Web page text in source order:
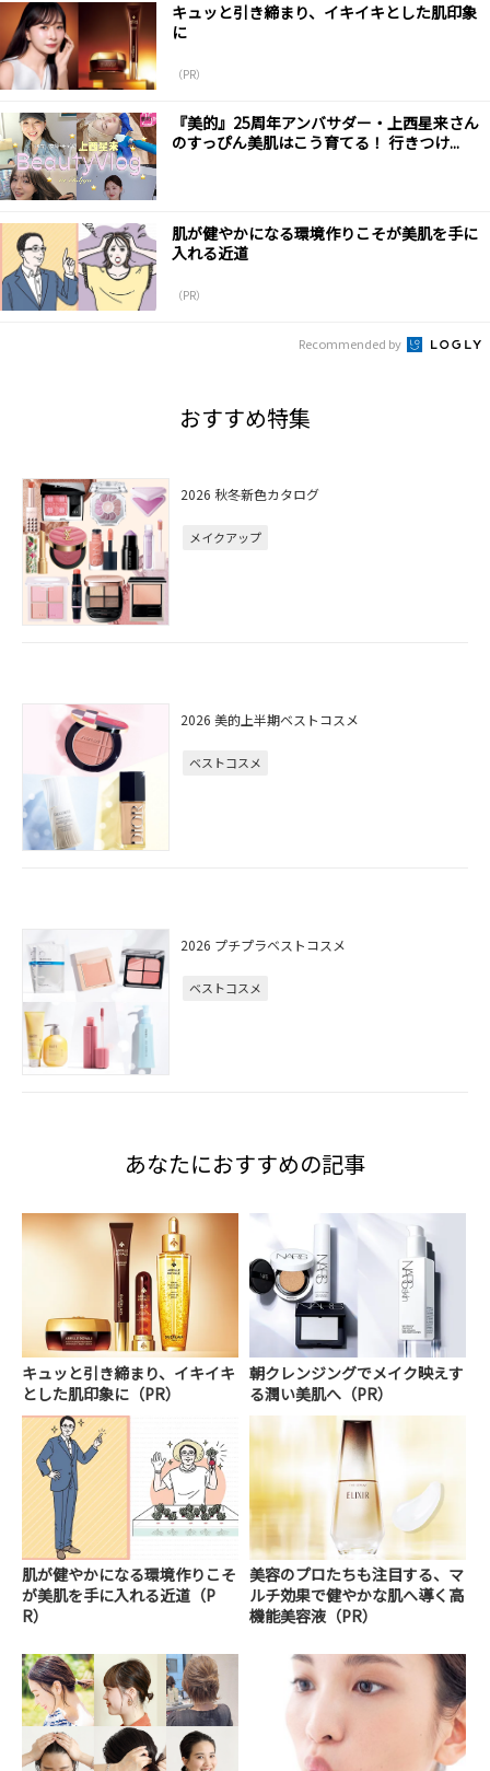
キュッと引き締まり、イキイキとした肌印象
に
（PR）
『美的』25周年アンバサダー・上西星来さん
のすっぴん美肌はこう育てる！ 行きつけ...
肌が健やかになる環境作りこそが美肌を手に
入れる近道
（PR）
Recommended by
おすすめ特集
2026 秋冬新色カタログ
メイクアップ
2026 美的上半期ベストコスメ
ベストコスメ
2026 プチプラベストコスメ
ベストコスメ
あなたにおすすめの記事
キュッと引き締まり、イキイキ
とした肌印象に（PR）
朝クレンジングでメイク映えす
る潤い美肌へ（PR）
肌が健やかになる環境作りこそ
が美肌を手に入れる近道（P
R）
美容のプロたちも注目する、マ
ルチ効果で健やかな肌へ導く高
機能美容液（PR）